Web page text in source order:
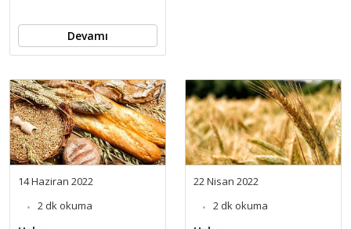
Devamı
14 Haziran 2022
2 dk okuma
22 Nisan 2022
2 dk okuma